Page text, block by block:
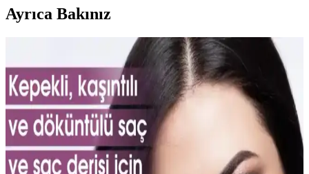
Ayrıca Bakınız
Vichy Dercos Neogenic Saç Şampuanı İnce Tellere
Hacim ve Dolgunluk Sağlar
Vichy Dercos Neogenic, ince telli saçlara hacim kazandıran, kepek
giderici ve parlaklık sağlayan formülüyle saç sağlığını destekleyen
güvenilir bir şampuandır.
Sedolin Şampuanları Problemli Saçlar İçin
Güvenilir ve Etkili Bakım Seçeneği